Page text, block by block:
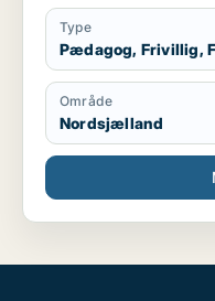
Type
Pædagog, Frivillig,
Område
Nordsjælland